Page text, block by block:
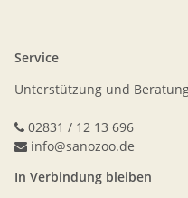
Service
Unterstützung und
02831 / 12 13 696
info@sanozoo.de
In Verbindung bleiben